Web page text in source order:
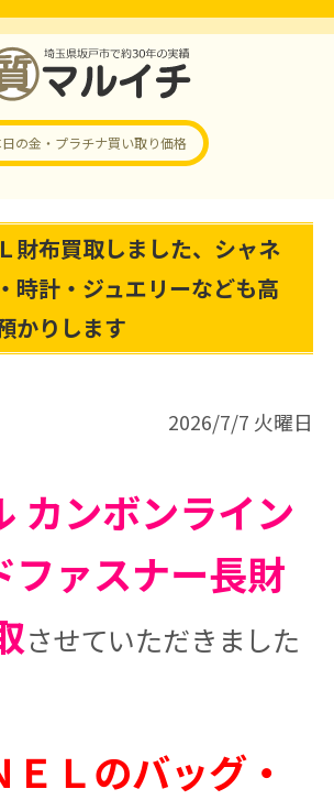
の金・プラチナ買い取り価格
財布買取しました、シャネ
時計・ジュエリーなども高
かりします
2026/7/7 火曜日
カンボンライン
ファスナー長財
させていただきました
ＥＬのバッグ・